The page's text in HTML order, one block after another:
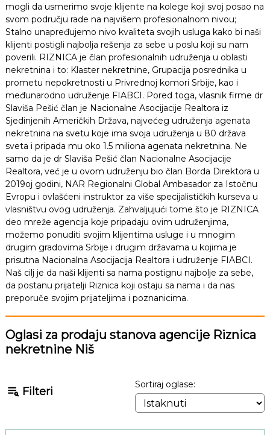
mogli da usmerimo svoje klijente na kolege koji svoj posao na
svom području rade na najvišem profesionalnom nivou;
Stalno unapređujemo nivo kvaliteta svojih usluga kako bi naši
klijenti postigli najbolja rešenja za sebe u poslu koji su nam
poverili. RIZNICA je član profesionalnih udruženja u oblasti
nekretnina i to: Klaster nekretnine, Grupacija posrednika u
prometu nepokretnosti u Privrednoj komori Srbije, kao i
međunarodno udruženje FIABCI. Pored toga, vlasnik firme dr
Slaviša Pešić član je Nacionalne Asocijacije Realtora iz
Sjedinjenih Američkih Država, najvećeg udruženja agenata
nekretnina na svetu koje ima svoja udruženja u 80 država
sveta i pripada mu oko 1.5 miliona agenata nekretnina. Ne
samo da je dr Slaviša Pešić član Nacionalne Asocijacije
Realtora, već je u ovom udruženju bio član Borda Direktora u
2019oj godini, NAR Regionalni Global Ambasador za Istočnu
Evropu i ovlašćeni instruktor za više specijalističkih kurseva u
vlasništvu ovog udruženja. Zahvaljujući tome što je RIZNICA
deo mreže agencija koje pripadaju ovim udruženjima,
možemo ponuditi svojim klijentima usluge i u mnogim
drugim gradovima Srbije i drugim državama u kojima je
prisutna Nacionalna Asocijacija Realtora i udruženje FIABCI.
Naš cilj je da naši klijenti sa nama postignu najbolje za sebe,
da postanu prijatelji Riznica koji ostaju sa nama i da nas
preporuče svojim prijateljima i poznanicima.
Oglasi za prodaju stanova agencije Riznica
nekretnine Niš
Filteri
Sortiraj oglase: